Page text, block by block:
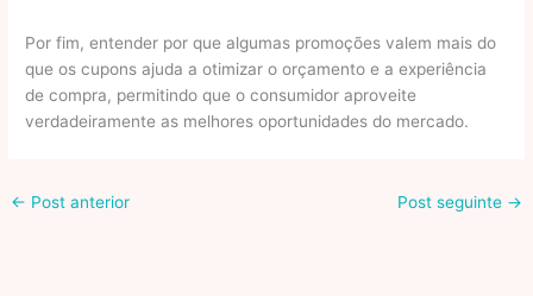
Por fim, entender por que algumas promoções valem mais do
que os cupons ajuda a otimizar o orçamento e a experiência
de compra, permitindo que o consumidor aproveite
verdadeiramente as melhores oportunidades do mercado.
← Post anterior Post seguinte →